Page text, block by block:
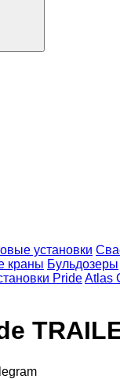
установки
краны Бульдозеры
PrideAtlas